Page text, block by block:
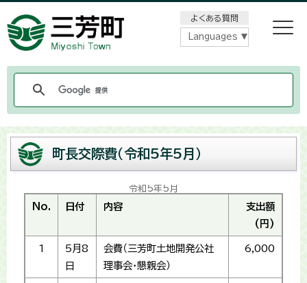
よくある質問
Languages
町長交際費（令和5年5月）
令和5年5月
No. 日付 内容
支出額
(円)
1
5月8
日
会費（三芳町土地開発公社
理事会・懇親会）
6,000